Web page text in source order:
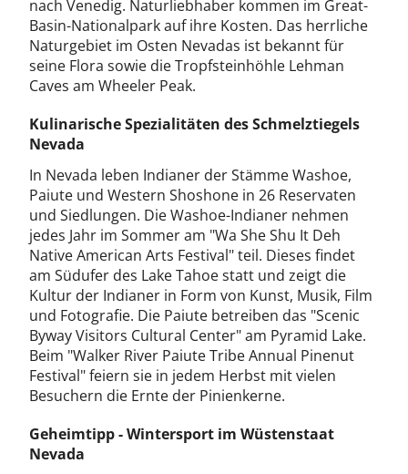
nach Venedig. Naturliebhaber kommen im Great-
Basin-Nationalpark auf ihre Kosten. Das herrliche
Naturgebiet im Osten Nevadas ist bekannt für
seine Flora sowie die Tropfsteinhöhle Lehman
Caves am Wheeler Peak.
Kulinarische Spezialitäten des Schmelztiegels
Nevada
In Nevada leben Indianer der Stämme Washoe,
Paiute und Western Shoshone in 26 Reservaten
und Siedlungen. Die Washoe-Indianer nehmen
jedes Jahr im Sommer am "Wa She Shu It Deh
Native American Arts Festival" teil. Dieses findet
am Südufer des Lake Tahoe statt und zeigt die
Kultur der Indianer in Form von Kunst, Musik, Film
und Fotografie. Die Paiute betreiben das "Scenic
Byway Visitors Cultural Center" am Pyramid Lake.
Beim "Walker River Paiute Tribe Annual Pinenut
Festival" feiern sie in jedem Herbst mit vielen
Besuchern die Ernte der Pinienkerne.
Geheimtipp - Wintersport im Wüstenstaat
Nevada